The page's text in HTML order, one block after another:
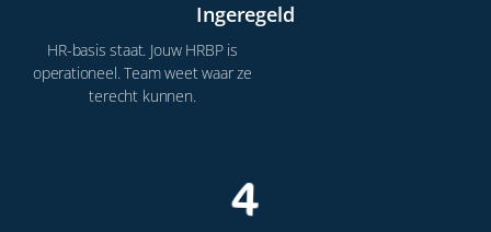
Ingeregeld
HR-basis staat. Jouw HRBP is
operationeel. Team weet waar ze
terecht kunnen.
4